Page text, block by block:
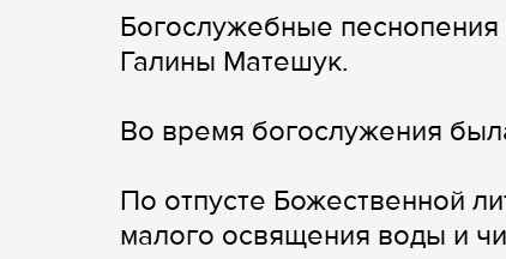
Богослужебные
Галины Матешук.
Во время богослужения
По отпусте Божественной
малого освящения воды и